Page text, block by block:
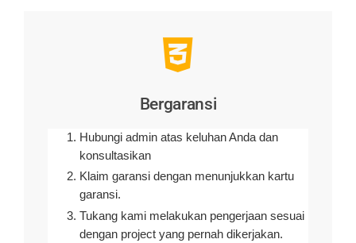
Bergaransi
Hubungi admin atas keluhan Anda dan
konsultasikan
Klaim garansi dengan menunjukkan kartu
garansi.
Tukang kami melakukan pengerjaan sesuai
dengan project yang pernah dikerjakan.